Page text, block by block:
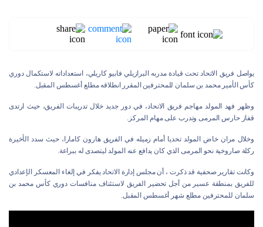
يواصل فريق الاتحاد تحت قيادة مدربه البرازيلي فابيو كاريلي، استعداداته لاستكمال دوري
كأس الأمير محمد بن سلمان للمحترفين المقرر انطلاقه مطلع أغسطس المقبل.
وظهر فهد المولد مهاجم فريق الاتحاد، في دور جديد خلال تدريبات الفريق، حيث ارتدى
قفاز حارس المرمى وتدرب على مهام المركز.
وخلال مران خاض المولد تحديا أمام زميله في الفريق هارون كامارا، حيث سدد الأخيرة
ركلة صاروخية نحو المرمى الذي كان يدافع عنه المولد ليتصدى له ببراعة.
وكانت تقارير صحفية قد ذكرت ، أن مجلس إدارة الاتحاد يفكر في إلغاء المعسكر الإعدادي
للفريق بمنطقة عسير من أجل تحضير الفريق لاستئناف منافسات دوري كأس محمد بن
سلمان للمحترفين مطلع شهر أغسطس المقبل.